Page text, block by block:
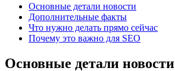
Основные детали новости
Дополнительные факты
Что нужно делать прямо сейчас
Почему это важно для SEO
Основные детали новости